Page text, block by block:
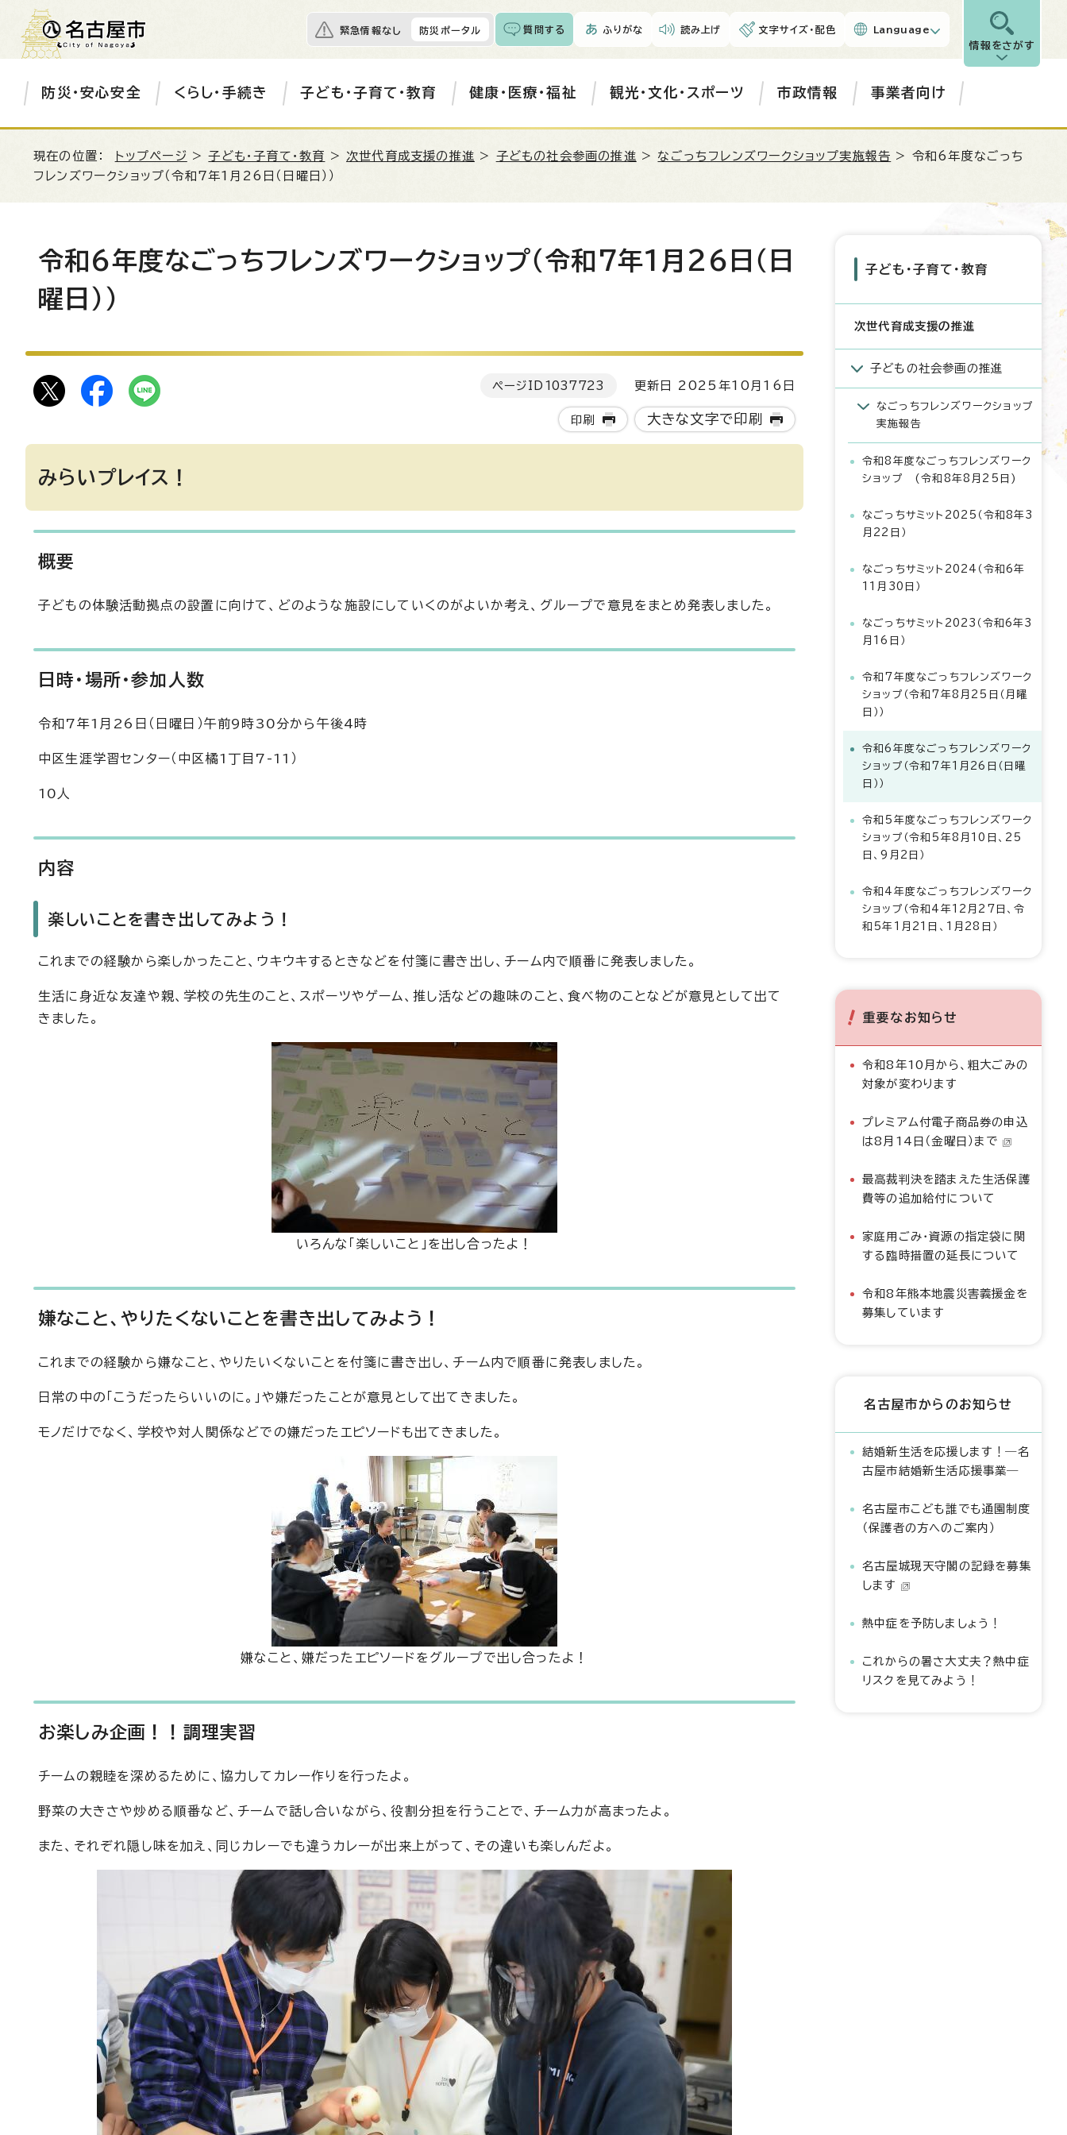
緊急情報なし 防災ポータル 質問する ふりがな 読み上げ 文字サイズ・配色 Language
情報をさがす
防災・安心安全 くらし・手続き 子ども・子育て・教育 健康・医療・福祉 観光・文化・スポーツ 市政情報 事業者向け
現在の位置： トップページ >子ども・子育て・教育 > 次世代育成支援の推進 > 子どもの社会参画の推進 > なごっちフレンズワークショップ実施報告 > 令和6年度なごっち
フレンズワークショップ（令和7年1月26日（日曜日））
令和6年度なごっちフレンズワークショップ（令和7年1月26日（日
曜日））
ページID 1037723 更新日 2025年10月16日
印刷 大きな文字で印刷
みらいプレイス！
概要
子どもの体験活動拠点の設置に向けて、どのような施設にしていくのがよいか考え、グループで意見をまとめ発表しました。
日時・場所・参加人数
令和7年1月26日（日曜日）午前9時30分から午後4時
中区生涯学習センター（中区橘1丁目7-11）
10人
内容
楽しいことを書き出してみよう！
これまでの経験から楽しかったこと、ウキウキするときなどを付箋に書き出し、チーム内で順番に発表しました。
生活に身近な友達や親、学校の先生のこと、スポーツやゲーム、推し活などの趣味のこと、食べ物のことなどが意見として出て
きました。
いろんな「楽しいこと」を出し合ったよ！
嫌なこと、やりたくないことを書き出してみよう！
これまでの経験から嫌なこと、やりたいくないことを付箋に書き出し、チーム内で順番に発表しました。
日常の中の「こうだったらいいのに。」や嫌だったことが意見として出てきました。
モノだけでなく、学校や対人関係などでの嫌だったエピソードも出てきました。
嫌なこと、嫌だったエピソードをグループで出し合ったよ！
お楽しみ企画！！調理実習
チームの親睦を深めるために、協力してカレー作りを行ったよ。
野菜の大きさや炒める順番など、チームで話し合いながら、役割分担を行うことで、チーム力が高まったよ。
また、それぞれ隠し味を加え、同じカレーでも違うカレーが出来上がって、その違いも楽しんだよ。
子ども・子育て・教育
次世代育成支援の推進
子どもの社会参画の推進
なごっちフレンズワークショップ
実施報告
令和8年度なごっちフレンズワーク
ショップ (令和8年8月25日)
なごっちサミット2025（令和8年3
月22日）
なごっちサミット2024（令和6年
11月30日）
なごっちサミット2023（令和6年3
月16日）
令和7年度なごっちフレンズワーク
ショップ（令和7年8月25日（月曜
日））
令和6年度なごっちフレンズワーク
ショップ（令和7年1月26日（日曜
日））
令和5年度なごっちフレンズワーク
ショップ（令和5年8月10日、25
日、9月2日）
令和4年度なごっちフレンズワーク
ショップ（令和4年12月27日、令
和5年1月21日、1月28日）
重要なお知らせ
令和8年10月から、粗大ごみの
対象が変わります
プレミアム付電子商品券の申込
は8月14日（金曜日）まで
最高裁判決を踏まえた生活保護
費等の追加給付について
家庭用ごみ・資源の指定袋に関
する臨時措置の延長について
令和8年熊本地震災害義援金を
募集しています
名古屋市からのお知らせ
結婚新生活を応援します！―名
古屋市結婚新生活応援事業―
名古屋市こども誰でも通園制度
（保護者の方へのご案内）
名古屋城現天守閣の記録を募集
します
熱中症を予防しましょう！
これからの暑さ大丈夫？熱中症
リスクを見てみよう！